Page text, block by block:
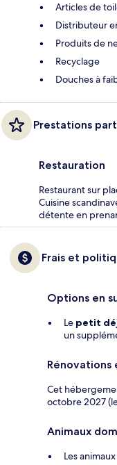
Articles de
Distributeur
Produits de
Recyclage
Douches à
Prestations
Restauration
Restaurant sur
Cuisine
détente en
Frais et
Options en
Le petit
un
Cet
octobre 2027
Animaux
Les